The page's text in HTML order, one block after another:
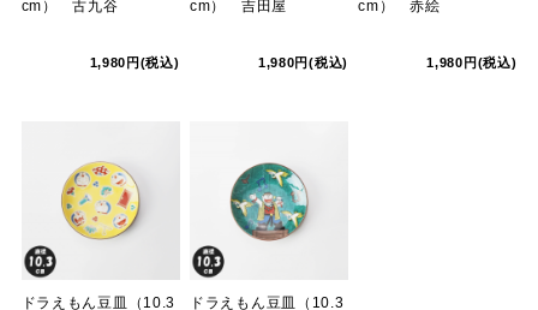
cm） 古九谷
1,980円(税込)
cm） 吉田屋
1,980円(税込)
cm） 赤絵
1,980円(税込)
ドラえもん豆皿（10.3
ドラえもん豆皿（10.3